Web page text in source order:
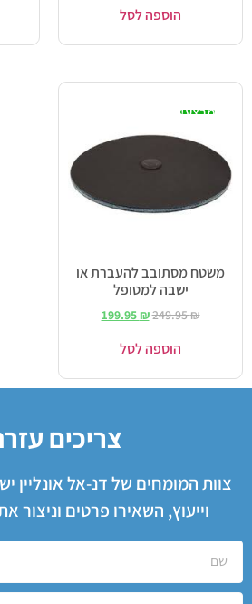
הוספה לסל
מבצע!
משטח מסתובב להעברת או
ישבה למטופל
249.95₪
199.95₪
הוספה לסל
צריכים
צוות המומחים של דנ-אל אונליין
וייעוץ, השאירו פרטים